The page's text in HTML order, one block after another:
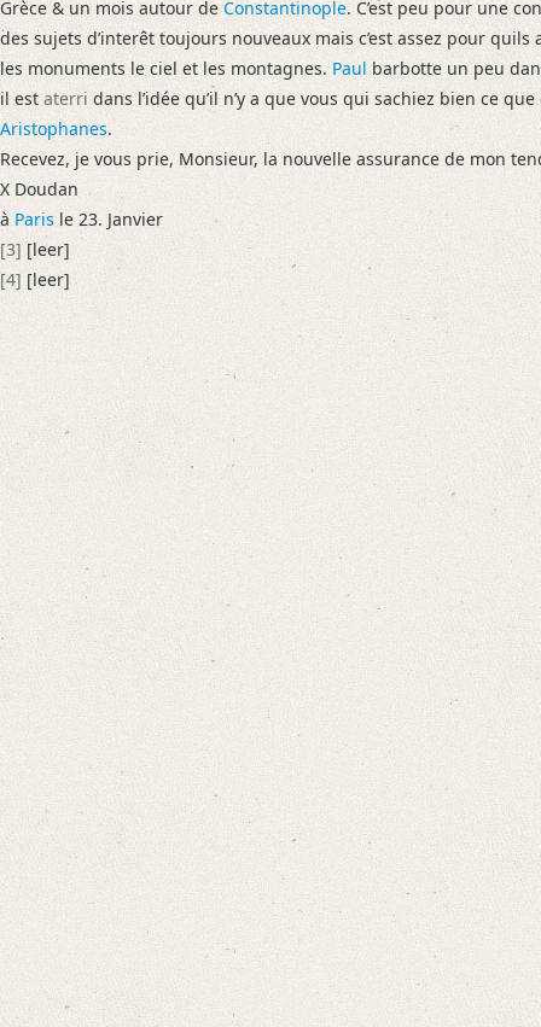
Editors
Falk, Clio
Golyschkin, Ruth
Grèce & un mois autour de Constantinople. C’est peu pour une
des sujets d’interêt toujours nouveaux mais c’est assez pour
les monuments le ciel et les montagnes. Paul barbotte un peu
il est aterri dans l’idée qu’il n’y a que vous qui sachiez bien ce que
Aristophanes.
Recevez, je vous prie, Monsieur, la nouvelle assurance de mon
X Doudan
à Paris le 23. Janvier
[3] [leer]
[4] [leer]